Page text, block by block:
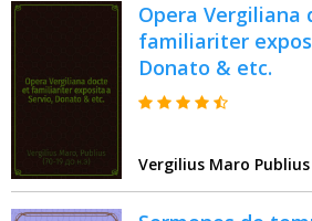
Opera Vergiliana
familiariter
Donato & etc.
Vergilius Maro